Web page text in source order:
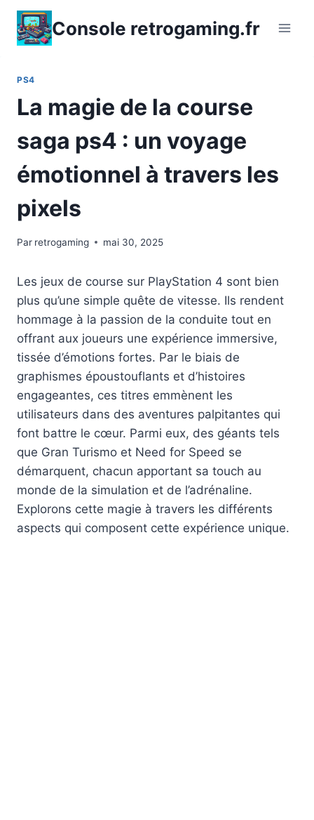
Aller
contenu
Console retrogaming.fr
PS4
La magie de la course
saga ps4 : un voyage
émotionnel à travers les
pixels
Par retrogaming mai 30, 2025
Les jeux de course sur PlayStation 4 sont bien
plus qu’une simple quête de vitesse. Ils rendent
hommage à la passion de la conduite tout en
offrant aux joueurs une expérience immersive,
tissée d’émotions fortes. Par le biais de
graphismes époustouflants et d’histoires
engageantes, ces titres emmènent les
utilisateurs dans des aventures palpitantes qui
font battre le cœur. Parmi eux, des géants tels
que Gran Turismo et Need for Speed se
démarquent, chacun apportant sa touch au
monde de la simulation et de l’adrénaline.
Explorons cette magie à travers les différents
aspects qui composent cette expérience unique.